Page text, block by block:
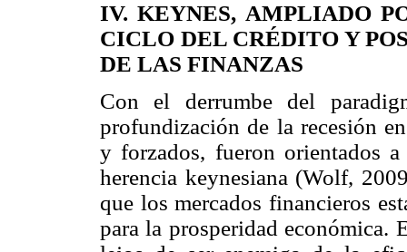
IV. KEYNES, AMPLIADO
CICLO DEL CRÉDITO Y
DE LAS FINANZAS
Con el derrumbe del
profundización de la recesión
y forzados, fueron orientados
herencia keynesiana (Wolf,
que los mercados financieros
para la prosperidad económica.